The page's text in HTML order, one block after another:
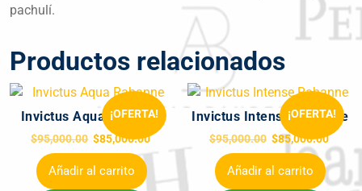
pachulí.
Productos relacionados
¡OFERTA!
Invictus Aqua Rabanne
$95,000.00 $85,000.00
Añadir al carrito
¡OFERTA!
Invictus Intense Rabanne
$95,000.00 $85,000.00
Añadir al carrito